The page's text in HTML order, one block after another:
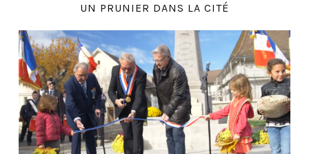
UN PRUNIER DANS LA CITÉ